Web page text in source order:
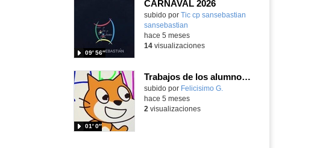
CARNAVAL 2026
Contenido educativo.
subido por Tic cp sansebastian
sansebastian
09′ 56″
hace 5 meses
14visualizaciones
Trabajos de los alumnos del club de videojuegos sobre las consignas de carnaval con Scratch
Contenido educativo.
subido por Felicisimo G.
01′ 0″
hace 5 meses
2 visualizaciones